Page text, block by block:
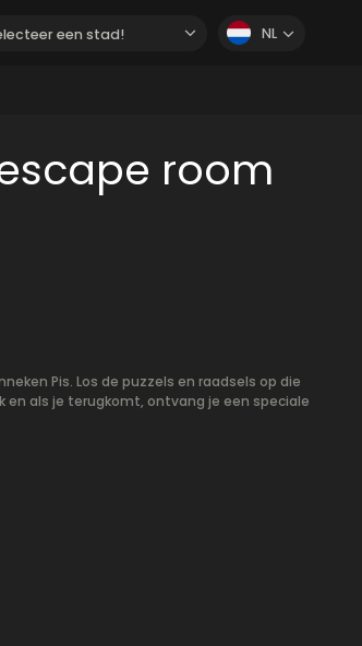
een stad! NL
room
Pis. Los de puzzels en raadsels op die
en als je terugkomt, ontvang je een speciale